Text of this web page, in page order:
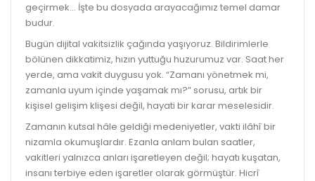
geçirmek… İşte bu dosyada arayacağımız temel damar
budur.
Bugün dijital vakitsizlik çağında yaşıyoruz. Bildirimlerle
bölünen dikkatimiz, hızın yuttuğu huzurumuz var. Saat her
yerde, ama vakit duygusu yok. “Zamanı yönetmek mi,
zamanla uyum içinde yaşamak mı?” sorusu, artık bir
kişisel gelişim klişesi değil, hayati bir karar meselesidir.
Zamanın kutsal hâle geldiği medeniyetler, vakti ilâhî bir
nizamla okumuşlardır. Ezanla anlam bulan saatler,
vakitleri yalnızca anları işaretleyen değil; hayatı kuşatan,
insanı terbiye eden işaretler olarak görmüştür. Hicrî